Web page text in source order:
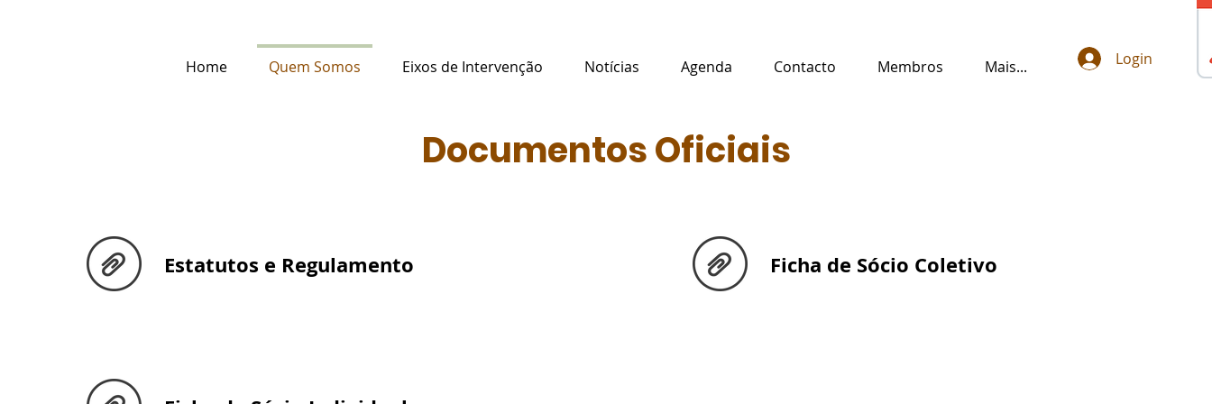
Home Quem Somos Eixos de Intervenção Notícias Agenda Contacto Membros Mais... Login
Documentos Oficiais
Estatutos e Regulamento Ficha de Sócio Coletivo